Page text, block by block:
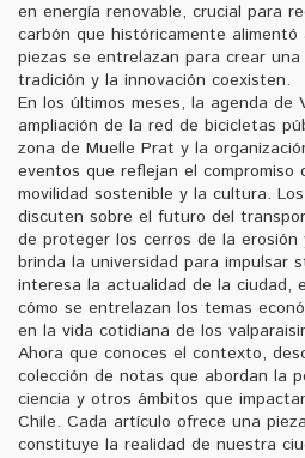
en energía renovable, crucial para
carbón que históricamente
piezas se entrelazan para crear
tradición y la innovación coexisten.
En los últimos meses, la agenda de
ampliación de la red de bicicletas
zona de Muelle Prat y la
eventos que reflejan el compromiso
movilidad sostenible y la cultura.
discuten sobre el futuro del
de proteger los cerros de la
brinda la universidad para impulsar
interesa la actualidad de la ciudad,
cómo se entrelazan los temas
en la vida cotidiana de los
Ahora que conoces el contexto,
colección de notas que abordan la
ciencia y otros ámbitos que
Chile. Cada artículo ofrece una
constituye la realidad de nuestra